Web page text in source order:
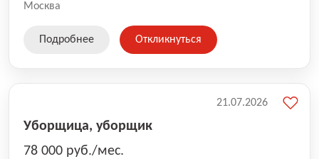
Москва
Подробнее Откликнуться
Уборщица, уборщик
78 000 руб./мес.
21.07.2026